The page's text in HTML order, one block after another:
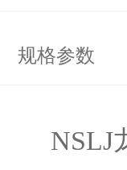
规格参数
NSLJ